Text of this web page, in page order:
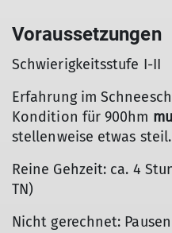
Voraussetzungen
Schwierigkeitsstufe I-II
Erfahrung im
Kondition für 900hm
stellenweise etwas steil.
Reine Gehzeit: ca. 4
TN)
Nicht gerechnet: Pausen